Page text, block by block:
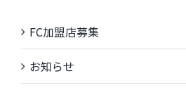
FC加盟店募集
お知らせ